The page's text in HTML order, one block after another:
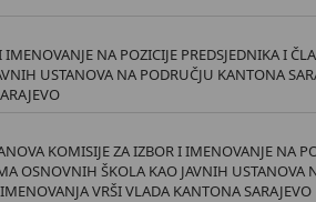
IMENOVANJE NA POZICIJE PREDSJEDNIKA I
USTANOVA NA PODRUČJU KANTONA
KOMISIJE ZA IZBOR I IMENOVANJE NA
OSNOVNIH ŠKOLA KAO JAVNIH USTANOVA
VRŠI VLADA KANTONA SARAJEVO